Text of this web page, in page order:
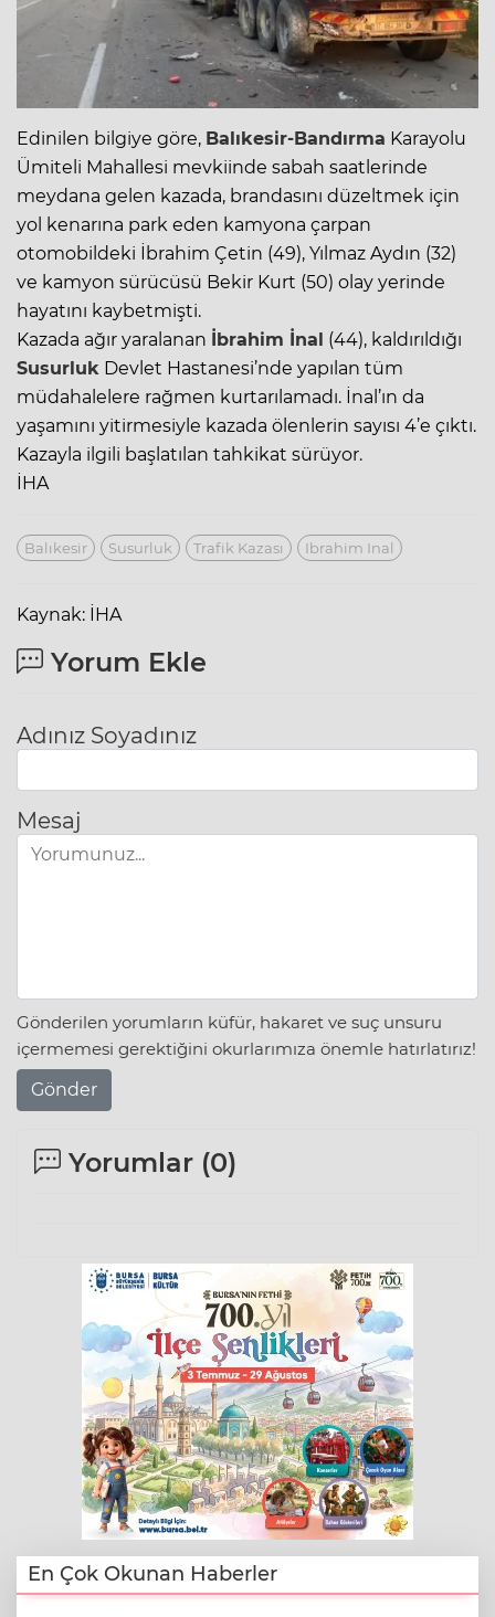
Edinilen bilgiye göre, Balıkesir-Bandırma Karayolu
Ümiteli Mahallesi mevkiinde sabah saatlerinde
meydana gelen kazada, brandasını düzeltmek için
yol kenarına park eden kamyona çarpan
otomobildeki İbrahim Çetin (49), Yılmaz Aydın (32)
ve kamyon sürücüsü Bekir Kurt (50) olay yerinde
hayatını kaybetmişti.
Kazada ağır yaralanan İbrahim İnal (44), kaldırıldığı
Susurluk Devlet Hastanesi’nde yapılan tüm
müdahalelere rağmen kurtarılamadı. İnal’ın da
yaşamını yitirmesiyle kazada ölenlerin sayısı 4’e çıktı.
Kazayla ilgili başlatılan tahkikat sürüyor.
İHA
Balıkesir Susurluk Trafik Kazası Ibrahim Inal
Kaynak: İHA
Yorum Ekle
Adınız Soyadınız
Mesaj
Gönderilen yorumların küfür, hakaret ve suç unsuru
içermemesi gerektiğini okurlarımıza önemle hatırlatırız!
Gönder
Yorumlar (0)
En Çok Okunan Haberler